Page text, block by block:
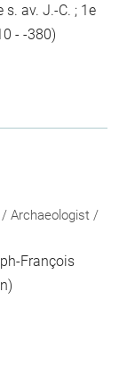
av. J.-C. ; 1e
- -380)
Archaeologist /
François